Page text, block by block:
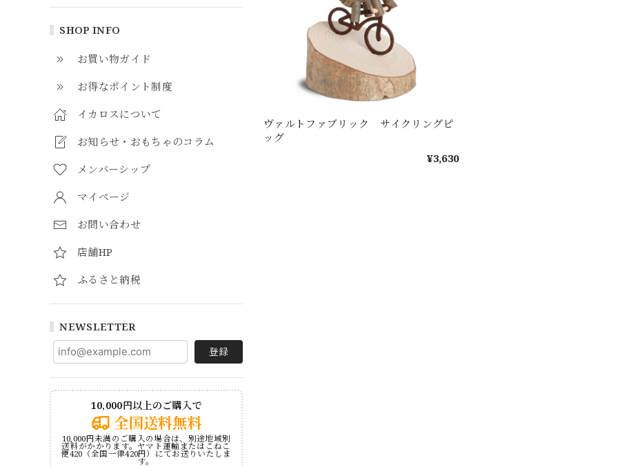
SHOP INFO
お買い物ガイド
お得なポイント制度
イカロスについて
お知らせ・おもちゃのコラム
メンバーシップ
マイページ
お問い合わせ
店舗HP
ふるさと納税
NEWSLETTER
登録
10,000円以上のご購入で
全国送料無料
10,000円未満のご購入の場合は、別途地域別
送料がかかります。ヤマト運輸またはこねこ
便420（全国一律420円）にてお送りいたしま
す。
ヴァルトファブリック サイクリングピ
ッグ
¥3,630